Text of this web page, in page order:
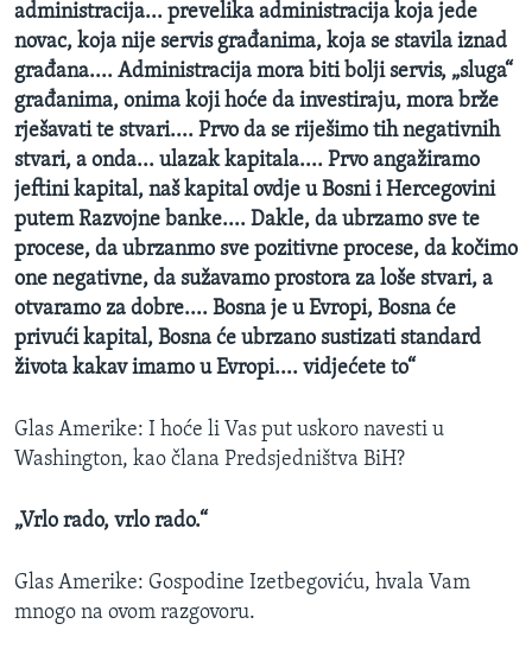
administracija... prevelika administracija koja jede
novac, koja nije servis građanima, koja se stavila iznad
građana.... Administracija mora biti bolji servis, „sluga“
građanima, onima koji hoće da investiraju, mora brže
rješavati te stvari.... Prvo da se riješimo tih negativnih
stvari, a onda... ulazak kapitala.... Prvo angažiramo
jeftini kapital, naš kapital ovdje u Bosni i Hercegovini
putem Razvojne banke.... Dakle, da ubrzamo sve te
procese, da ubrzanmo sve pozitivne procese, da kočimo
one negativne, da sužavamo prostora za loše stvari, a
otvaramo za dobre.... Bosna je u Evropi, Bosna će
privući kapital, Bosna će ubrzano sustizati standard
života kakav imamo u Evropi.... vidjećete to“
Glas Amerike: I hoće li Vas put uskoro navesti u
Washington, kao člana Predsjedništva BiH?
„Vrlo rado, vrlo rado.“
Glas Amerike: Gospodine Izetbegoviću, hvala Vam
mnogo na ovom razgovoru.